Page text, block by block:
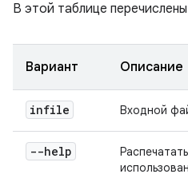
В этой таблице
Вариант Описание
infile Входной
--help